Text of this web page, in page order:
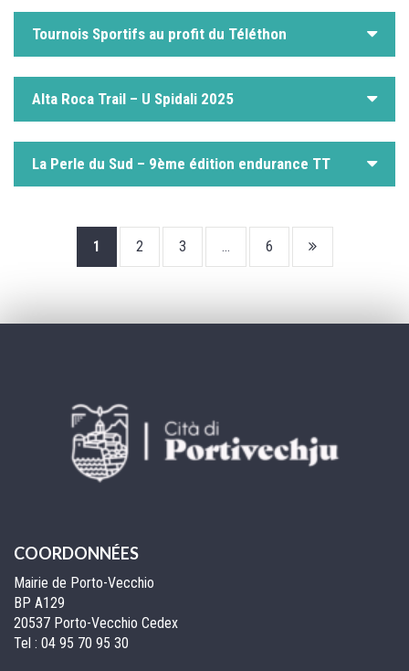
Tournois Sportifs au profit du Téléthon
Alta Roca Trail – U Spidali 2025
La Perle du Sud – 9ème édition endurance TT
1 2 3 ... 6
Page
suivante
COORDONNÉES
Mairie de Porto-Vecchio
BP A129
20537 Porto-Vecchio Cedex
Tel : 04 95 70 95 30